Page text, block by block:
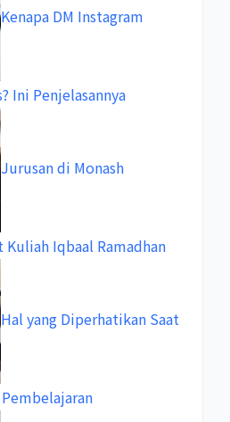
Kenapa DM Instagram
Ini Penjelasannya
Jurusan di Monash
Iqbaal Ramadhan
Hal yang Diperhatikan Saat